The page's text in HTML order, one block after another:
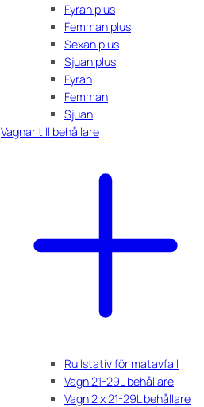
Fyran plus
Femman plus
Sexan plus
Sjuan plus
Fyran
Femman
Sjuan
Vagnar till behållare
Rullstativ för matavfall
Vagn 21-29L behållare
Vagn 2 x 21-29L behållare